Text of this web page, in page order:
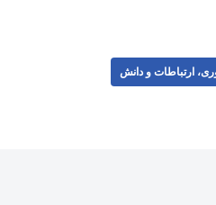
ارتباطات و دانش